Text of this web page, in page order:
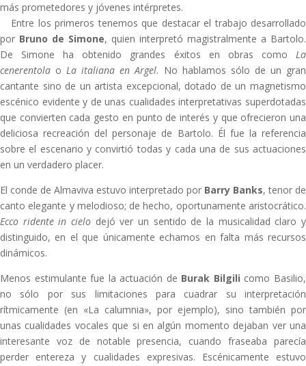
más prometedores y jóvenes intérpretes.
Entre los primeros tenemos que destacar el trabajo desarrollado
por Bruno de Simone, quien interpretó magistralmente a Bartolo.
De Simone ha obtenido grandes éxitos en obras como La
cenerentola oLa italiana en Argel. No hablamos sólo de un gran
cantante sino de un artista excepcional, dotado de un magnetismo
escénico evidente y de unas cualidades interpretativas superdotadas
que convierten cada gesto en punto de interés y que ofrecieron una
deliciosa recreación del personaje de Bartolo. Él fue la referencia
sobre el escenario y convirtió todas y cada una de sus actuaciones
en un verdadero placer.
El conde de Almaviva estuvo interpretado por Barry Banks, tenor de
canto elegante y melodioso; de hecho, oportunamente aristocrático.
Ecco ridente in cielo dejó ver un sentido de la musicalidad claro y
distinguido, en el que únicamente echamos en falta más recursos
dinámicos.
Menos estimulante fue la actuación de Burak Bilgili como Basilio,
no sólo por sus limitaciones para cuadrar su interpretación
rítmicamente (en «La calumnia», por ejemplo), sino también por
unas cualidades vocales que si en algún momento dejaban ver una
interesante voz de notable presencia, cuando fraseaba parecía
perder entereza y cualidades expresivas. Escénicamente estuvo